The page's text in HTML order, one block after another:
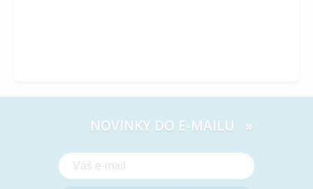
Kerr – Vstupte do nové éry Zendodoncie
NOVINKY DO E-MAILU »